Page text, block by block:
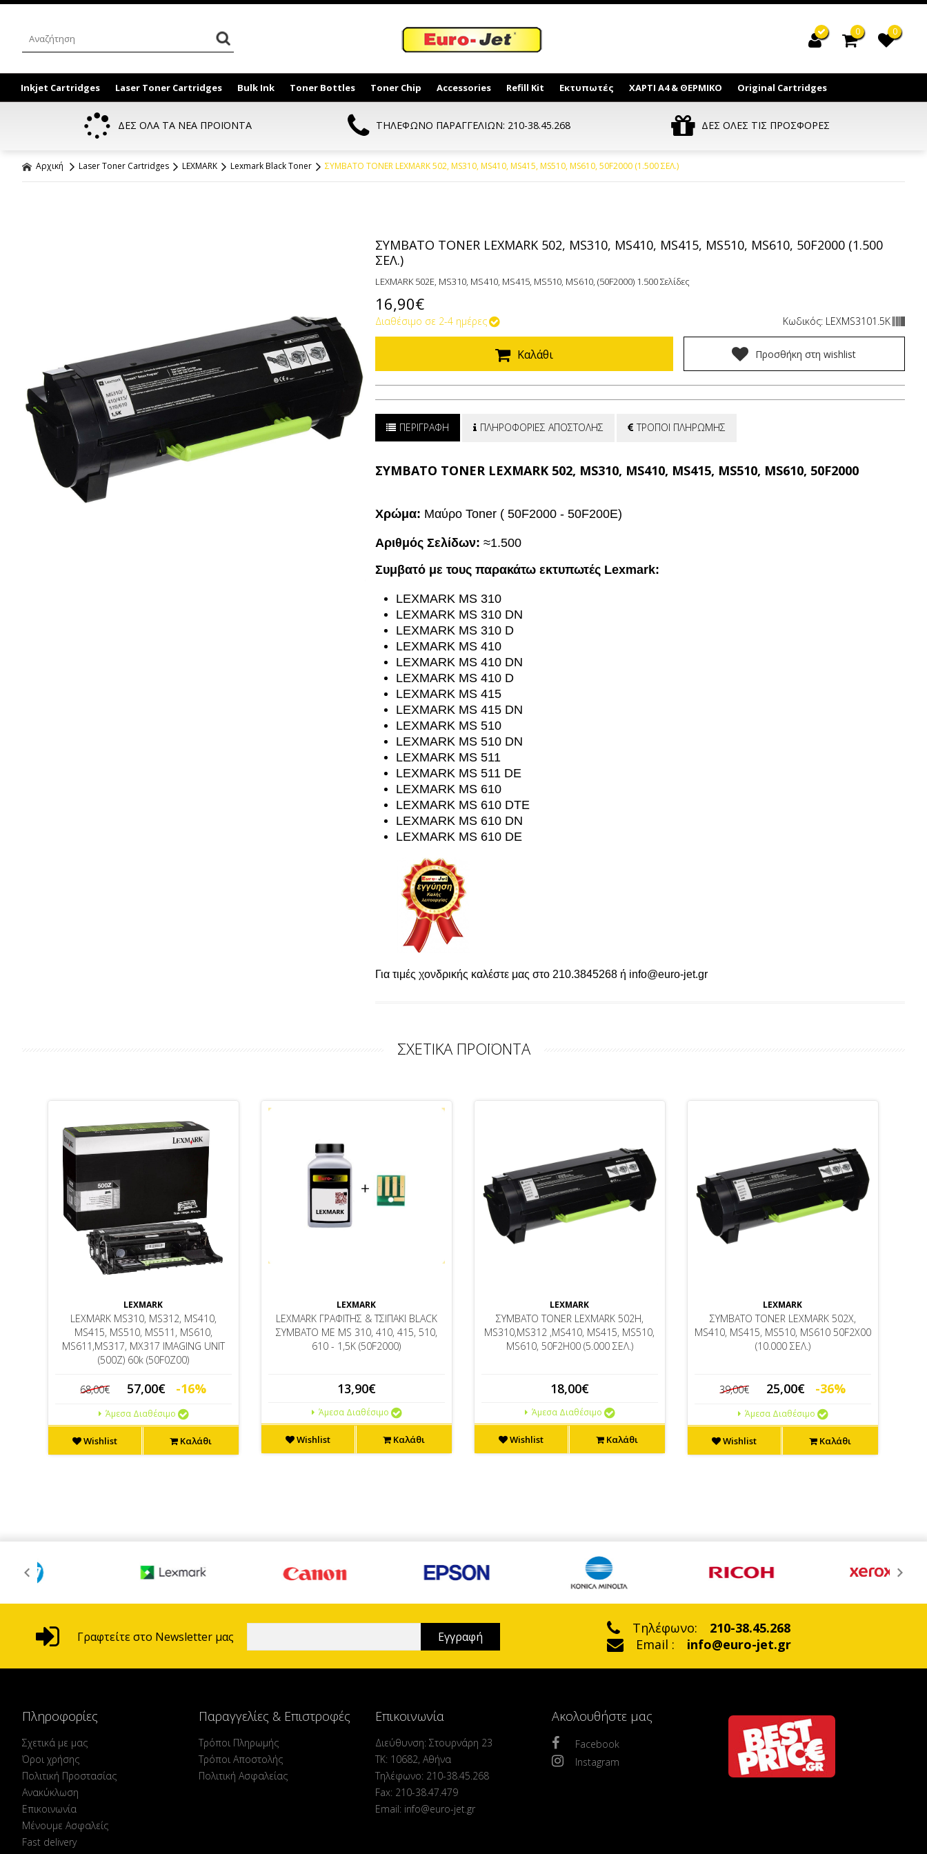
0 0
Inkjet Cartridges Laser Toner Cartridges Bulk Ink Toner Bottles Toner Chip Accessories Refill Kit Εκτυπωτές ΧΑΡΤΙ Α4 & ΘΕΡΜΙΚΟ Original Cartridges
ΔΕΣ ΟΛΑ ΤΑ ΝΕΑ ΠΡΟΪΟΝΤΑ ΤΗΛΕΦΩΝΟ ΠΑΡΑΓΓΕΛΙΩΝ: 210-38.45.268 ΔΕΣ ΟΛΕΣ ΤΙΣ ΠΡΟΣΦΟΡΕΣ
Αρχική Laser Toner Cartridges LEXMARK Lexmark Black Toner ΣΥΜΒΑΤΟ TONER LEXMARK 502, MS310, MS410, MS415, MS510, MS610, 50F2000 (1.500 ΣΕΛ.)
ΣΥΜΒΑΤΟ TONER LEXMARK 502, MS310, MS410, MS415, MS510, MS610, 50F2000 (1.500
ΣΕΛ.)
LEXMARK 502E, MS310, MS410, MS415, MS510, MS610, (50F2000) 1.500 Σελίδες
16,90€
Διαθέσιμο σε 2-4 ημέρες Κωδικός: LEXMS3101.5K
Καλάθι Προσθήκη στη wishlist
ΠΕΡΙΓΡΑΦΗ ΠΛΗΡΟΦΟΡΙΕΣ ΑΠΟΣΤΟΛΗΣ ΤΡΟΠΟΙ ΠΛΗΡΩΜΗΣ
ΣΥΜΒΑΤΟ TONER LEXMARK 502, MS310, MS410, MS415, MS510, MS610, 50F2000
Χρώμα: Μαύρο Toner ( 50F2000 - 50F200E)
Αριθμός Σελίδων: ≈1.500
Συμβατό με τους παρακάτω εκτυπωτές Lexmark:
LEXMARK MS 310
LEXMARK MS 310 DN
LEXMARK MS 310 D
LEXMARK MS 410
LEXMARK MS 410 DN
LEXMARK MS 410 D
LEXMARK MS 415
LEXMARK MS 415 DN
LEXMARK MS 510
LEXMARK MS 510 DN
LEXMARK MS 511
LEXMARK MS 511 DE
LEXMARK MS 610
LEXMARK MS 610 DTE
LEXMARK MS 610 DN
LEXMARK MS 610 DE
Για τιμές χονδρικής καλέστε μας στο 210.3845268 ή info@euro-jet.gr
ΣΧΕΤΙΚΑ ΠΡΟΪΟΝΤΑ
LEXMARK
LEXMARK MS310, MS312, MS410,
MS415, MS510, MS511, MS610,
MS611,MS317, MX317 IMAGING UNIT
(500Z) 60k (50F0Z00)
68,00€ 57,00€ -16%
Άμεσα Διαθέσιμο
Wishlist Καλάθι
LEXMARK
LEXMARK ΓΡΑΦΙΤΗΣ & ΤΣΙΠΑΚΙ BLACK
ΣΥΜΒΑΤΟ ΜΕ MS 310, 410, 415, 510,
610 - 1,5K (50F2000)
13,90€
Άμεσα Διαθέσιμο
Wishlist Καλάθι
LEXMARK
ΣΥΜΒΑΤΟ TONER LEXMARK 502H,
MS310,MS312 ,MS410, MS415, MS510,
MS610, 50F2H00 (5.000 ΣΕΛ.)
18,00€
Άμεσα Διαθέσιμο
Wishlist Καλάθι
LEXMARK
ΣΥΜΒΑΤΟ TONER LEXMARK 502X,
MS410, MS415, MS510, MS610 50F2X00
(10.000 ΣΕΛ.)
39,00€ 25,00€ -36%
Άμεσα Διαθέσιμο
Wishlist Καλάθι
Γραφτείτε στο Newsletter μας
Τηλέφωνο:
210-38.45.268
Email :
info@euro-jet.gr
Πληροφορίες
Σχετικά με μας
Όροι χρήσης
Πολιτική Προστασίας
Ανακύκλωση
Επικοινωνία
Μένουμε Ασφαλείς
Fast delivery
Παραγγελίες & Επιστροφές
Τρόποι Πληρωμής
Τρόποι Αποστολής
Πολιτική Ασφαλείας
Επικοινωνία
Διεύθυνση: Στουρνάρη 23
ΤΚ: 10682, Αθήνα
Τηλέφωνο: 210-38.45.268
Fax: 210-38.47.479
Email: info@euro-jet.gr
Ακολουθήστε μας
Facebook
Instagram